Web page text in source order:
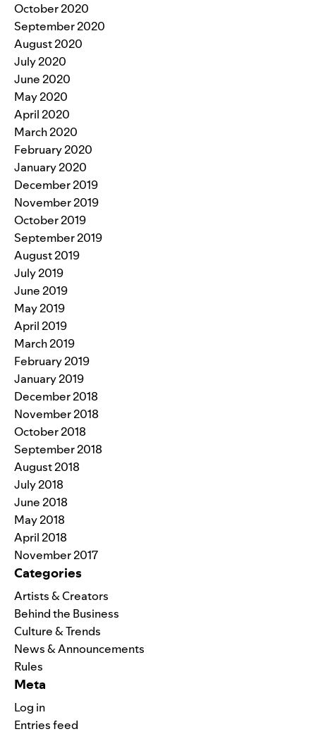
October 2020
September 2020
August 2020
July 2020
June 2020
May 2020
April 2020
March 2020
February 2020
January 2020
December 2019
November 2019
October 2019
September 2019
August 2019
July 2019
June 2019
May 2019
April 2019
March 2019
February 2019
January 2019
December 2018
November 2018
October 2018
September 2018
August 2018
July 2018
June 2018
May 2018
April 2018
November 2017
Categories
Artists & Creators
Behind the Business
Culture & Trends
News & Announcements
Rules
Meta
Log in
Entries feed